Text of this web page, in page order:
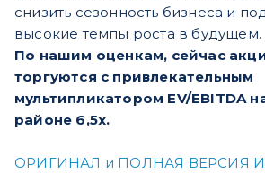
снизить сезонность бизнеса и
высокие темпы роста в будущем.
По нашим оценкам, сейчас
торгуются с привлекательным
мультипликатором EV/EBITDA
районе 6,5х.
ОРИГИНАЛ и ПОЛНАЯ ВЕРСИЯ